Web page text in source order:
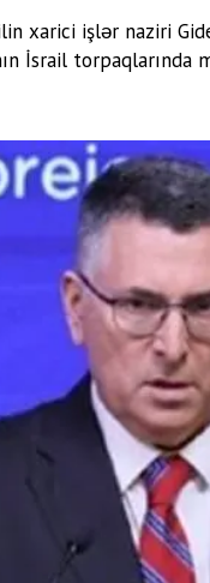
xarici işlər naziri
İsrail torpaqlarında